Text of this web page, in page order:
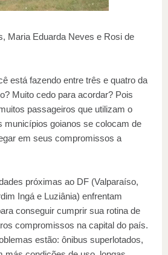
Maria Eduarda Neves e Rosi de
está fazendo entre três e quatro da
Muito cedo para acordar? Pois
passageiros que utilizam o
municípios goianos se colocam de
em seus compromissos a
próximas ao DF (Valparaíso,
Ingá e Luziânia) enfrentam
conseguir cumprir sua rotina de
compromissos na capital do país.
estão: ônibus superlotados,